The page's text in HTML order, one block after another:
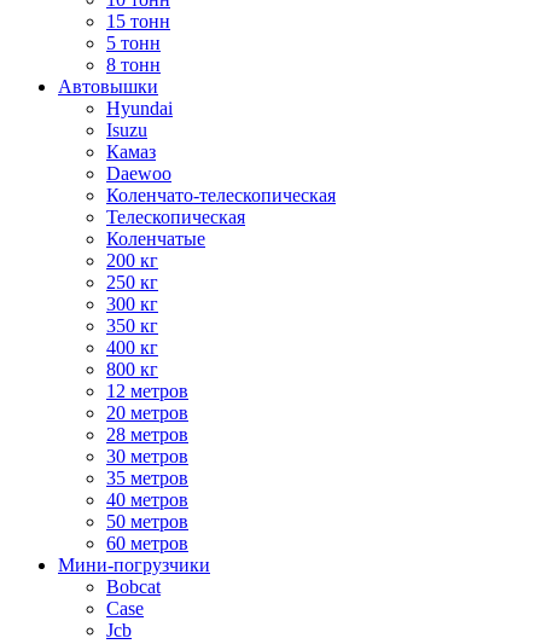
15 тонн
5 тонн
8 тонн
Автовышки
Hyundai
Isuzu
Камаз
Daewoo
Коленчато-телескопическая
Телескопическая
Коленчатые
200 кг
250 кг
300 кг
350 кг
400 кг
800 кг
12 метров
20 метров
28 метров
30 метров
35 метров
40 метров
50 метров
60 метров
Мини-погрузчики
Bobcat
Case
Jcb